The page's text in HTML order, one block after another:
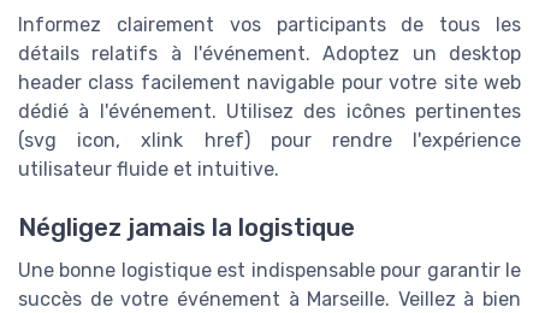
Informez clairement vos participants de tous les
détails relatifs à l'événement. Adoptez un desktop
header class facilement navigable pour votre site web
dédié à l'événement. Utilisez des icônes pertinentes
(svg icon,xlink href) pour rendre l'expérience
utilisateur fluide et intuitive.
Négligez jamais la logistique
Une bonne logistique est indispensable pour garantir le
succès de votre événement à Marseille. Veillez à bien